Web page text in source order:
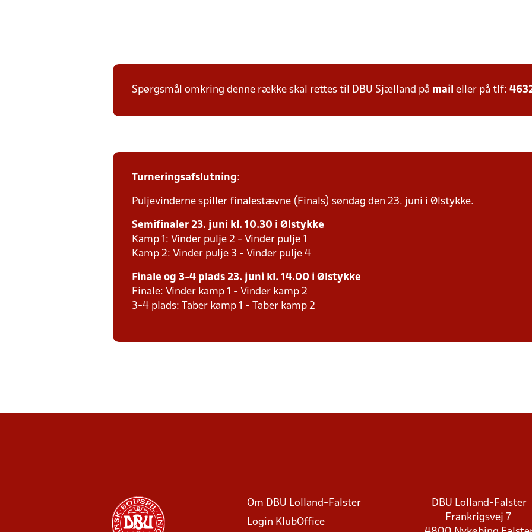
Spørgsmål omkring denne række skal rettes til DBU Sjælland på mail eller på tlf:
Turneringsafslutning:
Puljevinderne spiller finalestævne (Finals) søndag den 23. juni i Ølstykke.
Semifinaler 23. juni kl. 10.30 i Ølstykke
Kamp 1: Vinder pulje 2 - Vinder pulje 1
Kamp 2: Vinder pulje 3 - Vinder pulje 4
Finale og 3-4 plads 23. juni kl. 14.00 i Ølstykke
Finale: Vinder kamp 1 - Vinder kamp 2
3-4 plads: Taber kamp 1 - Taber kamp 2
Om DBU Lolland-Falster
Login KlubOffice
DBU Lolland-Falster
Frankrigsvej 7